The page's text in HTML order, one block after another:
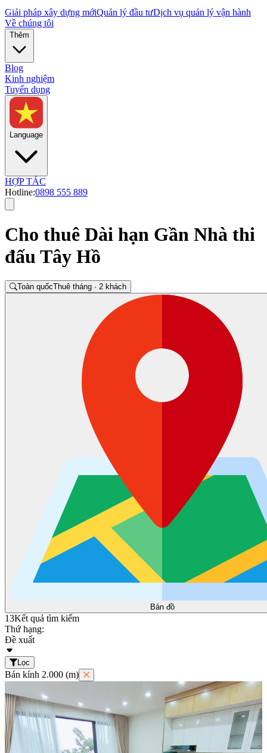
Giải pháp xây dựng mớiQuản lý đầu tưDịch vụ quản lý vận hành
Về chúng tôi
Thêm
Blog
Kinh nghiệm
Tuyển dụng
Language
HỢP TÁC
Hotline:0898 555 889
Cho thuê Dài hạn Gần Nhà thi
đấu Tây Hồ
Toàn quốcThuê tháng · 2 khách
Bản đồ
13Kết quả tìm kiếm
Thứ hạng:
Đề xuất
Lọc
Bán kính 2.000 (m)